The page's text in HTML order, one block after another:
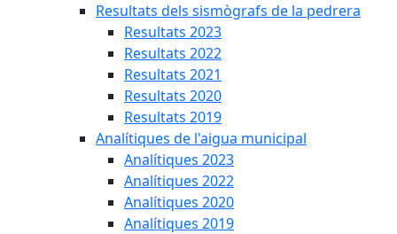
Resultats dels sismògrafs de la pedrera
Resultats 2023
Resultats 2022
Resultats 2021
Resultats 2020
Resultats 2019
Analítiques de l'aigua municipal
Analítiques 2023
Analítiques 2022
Analítiques 2020
Analítiques 2019